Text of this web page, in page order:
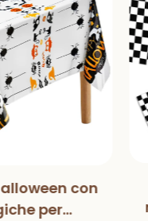
con
per